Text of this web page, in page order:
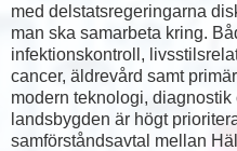
med delstatsregeringarna
man ska samarbeta kring.
infektionskontroll,
cancer, äldrevård samt
modern teknologi, diagnostik
landsbygden är högt
samförståndsavtal mellan